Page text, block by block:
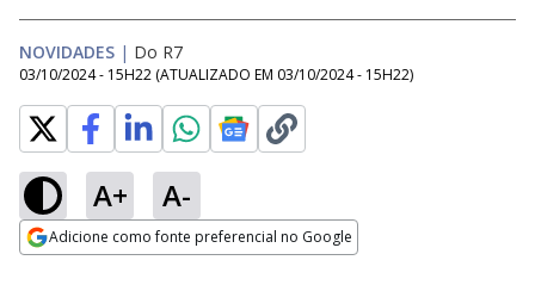
NOVIDADES | Do R7
03/10/2024 - 15H22 (ATUALIZADO EM 03/10/2024 - 15H22)
A+ A-
Adicione como fonte preferencial no Google